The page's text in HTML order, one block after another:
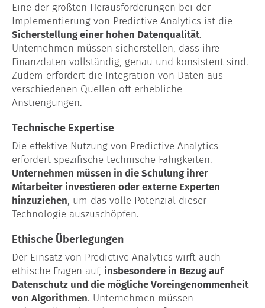
Eine der größten Herausforderungen bei der
Implementierung von Predictive Analytics ist die
Sicherstellung einer hohen Datenqualität.
Unternehmen müssen sicherstellen, dass ihre
Finanzdaten vollständig, genau und konsistent sind.
Zudem erfordert die Integration von Daten aus
verschiedenen Quellen oft erhebliche
Anstrengungen.
Technische Expertise
Die effektive Nutzung von Predictive Analytics
erfordert spezifische technische Fähigkeiten.
Unternehmen müssen in die Schulung ihrer
Mitarbeiter investieren oder externe Experten
hinzuziehen, um das volle Potenzial dieser
Technologie auszuschöpfen.
Ethische Überlegungen
Der Einsatz von Predictive Analytics wirft auch
ethische Fragen auf, insbesondere in Bezug auf
Datenschutz und die mögliche Voreingenommenheit
von Algorithmen. Unternehmen müssen